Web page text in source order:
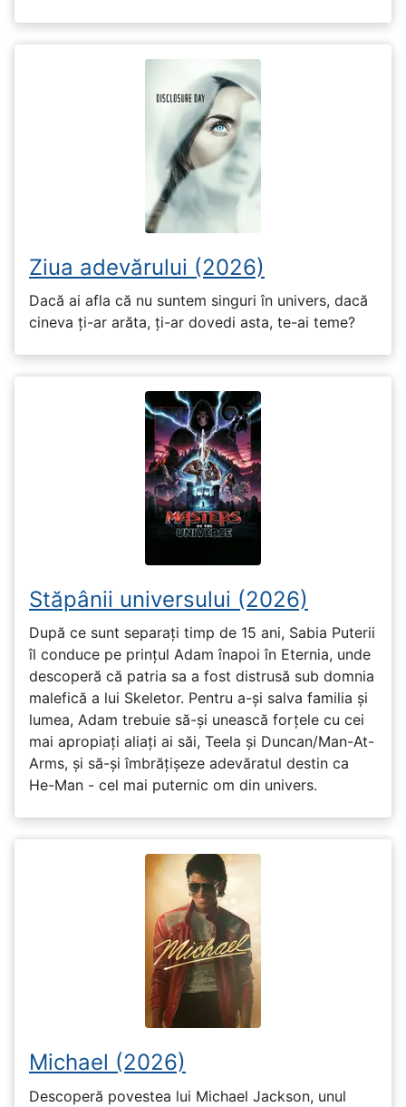
Ziua adevărului (2026)
Dacă ai afla că nu suntem singuri în univers, dacă
cineva ți-ar arăta, ți-ar dovedi asta, te-ai teme?
Stăpânii universului (2026)
După ce sunt separați timp de 15 ani, Sabia Puterii
îl conduce pe prințul Adam înapoi în Eternia, unde
descoperă că patria sa a fost distrusă sub domnia
malefică a lui Skeletor. Pentru a-și salva familia și
lumea, Adam trebuie să-și unească forțele cu cei
mai apropiați aliați ai săi, Teela și Duncan/Man-At-
Arms, și să-și îmbrățișeze adevăratul destin ca
He-Man - cel mai puternic om din univers.
Michael (2026)
Descoperă povestea lui Michael Jackson, unul